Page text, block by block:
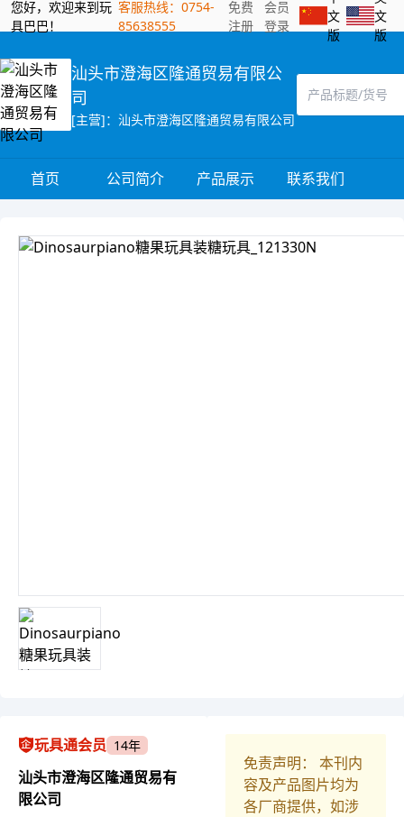
您好，欢迎来到玩
具巴巴！
客服热线：0754-
85638555
免费
注册
会员
登录
文
版
文
版
汕头市澄海区隆通贸易有限公
司
[主营]：汕头市澄海区隆通贸易有限公司
首页 公司简介 产品展示 联系我们
玩具通会员 14年
汕头市澄海区隆通贸易有
限公司
免责声明： 本刊内
容及产品图片均为
各厂商提供，如涉